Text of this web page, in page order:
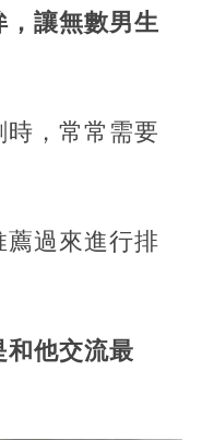
讓無數男生
，常常需要
過來進行排
和他交流最